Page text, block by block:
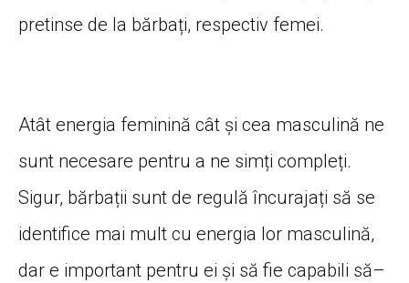
pretinse de la bărbați, respectiv femei.
Atât energia feminină cât și cea masculină ne
sunt necesare pentru a ne simți compleți.
Sigur, bărbații sunt de regulă încurajați să se
identifice mai mult cu energia lor masculină,
dar e important pentru ei și să fie capabili să–